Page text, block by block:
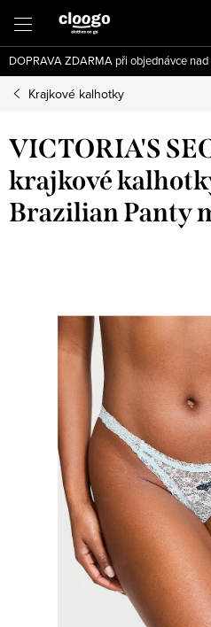
obsah
DOPRAVA ZDARMA při objednávce
Krajkové kalhotky
VICTORIA'S
krajkové
Brazilian Panty